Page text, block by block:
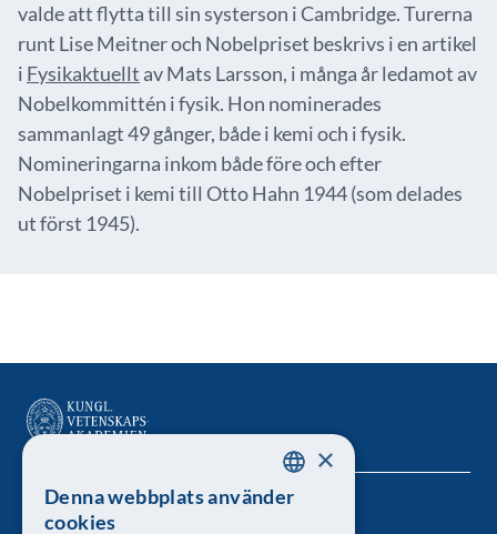
valde att flytta till sin systerson i Cambridge. Turerna
runt Lise Meitner och Nobelpriset beskrivs i en artikel
i Fysikaktuellt av Mats Larsson, i många år ledamot av
Nobelkommittén i fysik. Hon nominerades
sammanlagt 49 gånger, både i kemi och i fysik.
Nomineringarna inkom både före och efter
Nobelpriset i kemi till Otto Hahn 1944 (som delades
ut först 1945).
Kungl. Vetenskapsakademien SWEDISH
×
Denna webbplats använder
cookies